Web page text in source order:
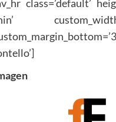
class=’default’